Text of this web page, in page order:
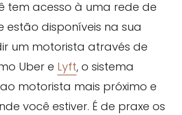
tem acesso à uma rede de
estão disponíveis na sua
um motorista através de
Uber e Lyft, o sistema
motorista mais próximo e
você estiver. É de praxe os